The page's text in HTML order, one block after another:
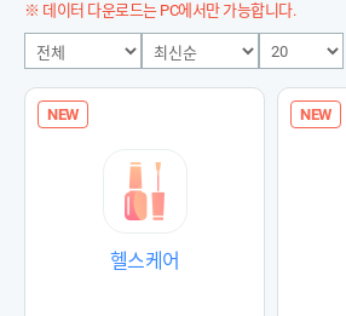
※ 데이터 다운로드는 PC에서만 가능합니다.
NEW
헬스케어
NEW